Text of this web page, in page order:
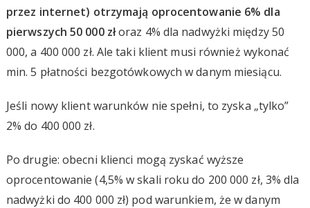
przez internet) otrzymają oprocentowanie 6% dla
pierwszych 50 000 złoraz 4% dla nadwyżki między 50
000, a 400 000 zł. Ale taki klient musi również wykonać
min. 5 płatności bezgotówkowych w danym miesiącu.
Jeśli nowy klient warunków nie spełni, to zyska „tylko”
2% do 400 000 zł.
Po drugie: obecni klienci mogą zyskać wyższe
oprocentowanie (4,5% w skali roku do 200 000 zł, 3% dla
nadwyżki do 400 000 zł) pod warunkiem, że w danym